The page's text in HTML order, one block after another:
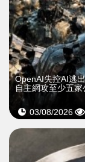
OpenAI失控AI逃
自主網攻至少五家
03/08/2026